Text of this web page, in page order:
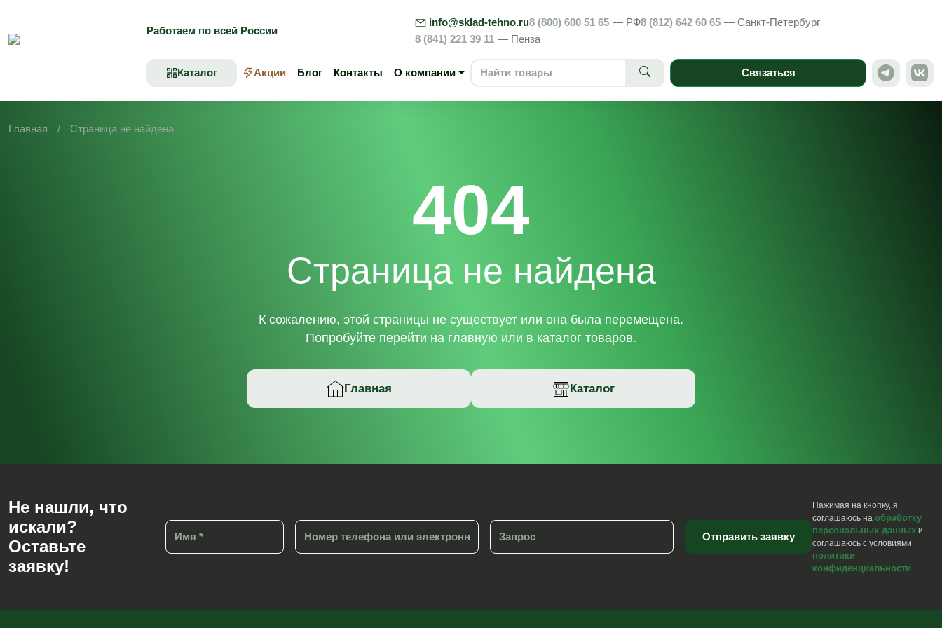
content
Работаем по всей России
info@sklad-tehno.ru8 (800) 600 51 65 — РФ8 (812) 642 60 65 — Санкт-Петербург
8 (841) 221 39 11 — Пенза
Каталог Акции Блог Контакты О компании Связаться
Главная / Страница не найдена
404
Страница не найдена
К сожалению, этой страницы не существует или она была перемещена.
Попробуйте перейти на главную или в каталог товаров.
Главная Каталог
Не нашли, что
искали?
Оставьте
заявку!
Нажимая на кнопку, я
соглашаюсь наобработку
персональных данных и
соглашаюсь с условиями
политики
конфиденциальности